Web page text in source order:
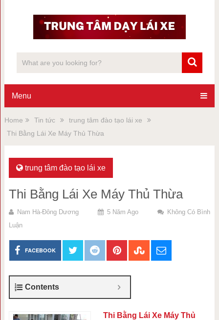
Menu
Home Tin tức
trung tâm đào tạo lái xe
Thi Bằng Lái Xe Máy Thủ Thừa
trung tâm đào tạo lái xe
Thi Bằng Lái Xe Máy Thủ Thừa
Nam Hà-Đông Dương 5 Năm Ago
Không Có Bình
Luận
FACEBOOK
Contents
Thi Bằng Lái Xe Máy Thủ